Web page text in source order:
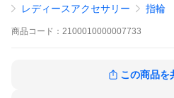
すべてお客様よりお買取したお品物
ございませんのであらかじめご了承
詳しいコンディションにつきまして
覧ください。
レディースアクセサリー
指輪
商品 コード： 2100010000007733
この商品を